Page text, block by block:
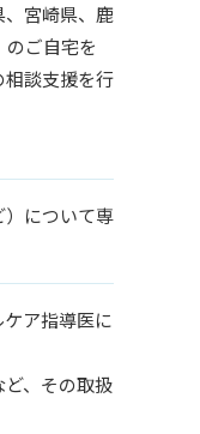
宮崎県、鹿
ご自宅を
談支援を行
について専
ア指導医に
、その取扱